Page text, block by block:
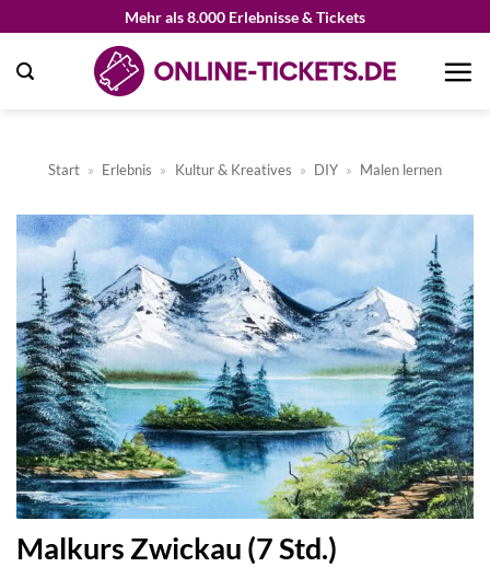
springen
Mehr als 8.000 Erlebnisse & Tickets
Start » Erlebnis » Kultur & Kreatives » DIY » Malen lernen
Malkurs Zwickau (7 Std.)